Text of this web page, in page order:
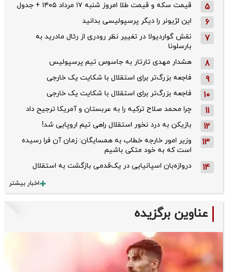
5 قیمت سکه و قیمت طلا امروز شنبه ۱۷ مرداد ۱۴۰۵ + جدول
6 این لژیونر را دیگر پرسپولیسی بدانید
7
نقش گواردیولا در تغییر نظر رودری از رئال مادرید به
بارسلونا
8 هشدار مهدی تارتار به جاسوس تیم پرسپولیس
9 فاجعه بزرگ‌تر برای استقلال با شکایت یک خارجی
10 فاجعه بزرگ‌تر برای استقلال با شکایت یک خارجی
11 چرا محمد صلاح ترکیه را به عربستان و آمریکا ترجیح داد
12 بازیکن به درد نخور استقلال راهی تیم اروپایی شد!
13
وزیر امور خارجه خطاب به همسایگان: زمان آن فرا رسیده
است که به خود متکی باشیم
14 دروازه‌بان اسپانیایی در یک‌قدمی بازگشت به استقلال
اخبار بیشتر
عناوین برگزیده